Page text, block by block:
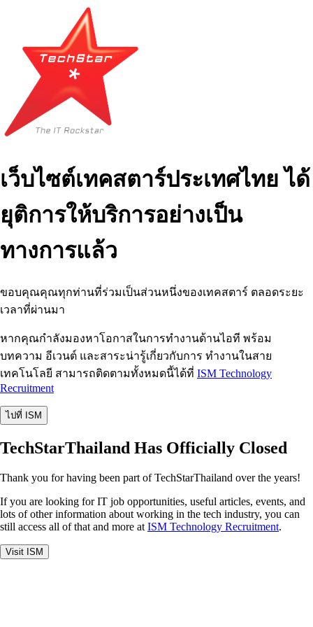
เว็บไซต์เทคสตาร์ประเทศไทย ได้
ยุติการให้บริการอย่างเป็น
ทางการแล้ว
ขอบคุณคุณทุกท่านที่ร่วมเป็นส่วนหนึ่งของเทคสตาร์ ตลอดระยะ
เวลาที่ผ่านมา
หากคุณกำลังมองหาโอกาสในการทำงานด้านไอที พร้อม
บทความ อีเวนต์ และสาระน่ารู้เกี่ยวกับการ ทำงานในสาย
เทคโนโลยี สามารถติดตามทั้งหมดนี้ได้ที่ ISM Technology
Recruitment
ไปที่ ISM
TechStarThailand Has Officially Closed
Thank you for having been part of TechStarThailand over the years!
If you are looking for IT job opportunities, useful articles, events, and
lots of other information about working in the tech industry, you can
still access all of that and more at ISM Technology Recruitment.
Visit ISM